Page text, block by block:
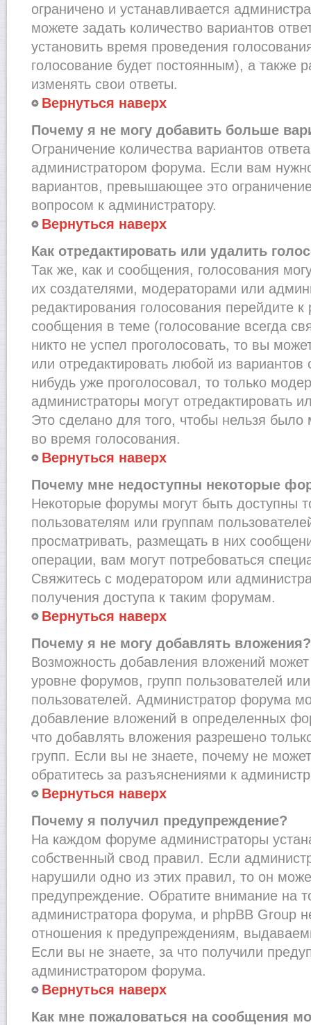
ограничено и устанавливается
можете задать количество вариантов
установить время проведения
голосование будет постоянным), а также
изменять свои ответы.
Вернуться наверх
Почему я не могу добавить больше
Ограничение количества вариантов
администратором форума. Если вам
вариантов, превышающее это
вопросом к администратору.
Вернуться наверх
Как отредактировать или удалить
Так же, как и сообщения, голосования
их создателями, модераторами или
редактирования голосования перейдите
сообщения в теме (голосование всегда
никто не успел проголосовать, то вы
или отредактировать любой из вариантов
нибудь уже проголосовал, то только
администраторы могут отредактировать
Это сделано для того, чтобы нельзя было
во время голосования.
Вернуться наверх
Почему мне недоступны некоторые
Некоторые форумы могут быть доступны
пользователям или группам
просматривать, размещать в них
операции, вам могут потребоваться
Свяжитесь с модератором или
получения доступа к таким форумам.
Вернуться наверх
Почему я не могу добавлять вложения?
Возможность добавления вложений может
уровне форумов, групп пользователей
пользователей. Администратор форума
добавление вложений в определенных
что добавлять вложения разрешено
групп. Если вы не знаете, почему не
обратитесь за разъяснениями к
Вернуться наверх
Почему я получил предупреждение?
На каждом форуме администраторы
собственный свод правил. Если
нарушили одно из этих правил, то он
предупреждение. Обратите внимание на
администратора форума, и phpBB Group
отношения к предупреждениям,
Если вы не знаете, за что получили
администратором форума.
Вернуться наверх
Как мне пожаловаться на сообщения